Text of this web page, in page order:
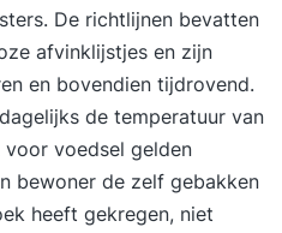
De richtlijnen bevatten
afvinklijstjes en zijn
en bovendien tijdrovend.
de temperatuur van
voedsel gelden
bewoner de zelf gebakken
heeft gekregen, niet